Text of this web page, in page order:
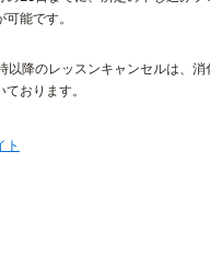
能です。
以降のレッスンキャンセルは、消
ております。
ト